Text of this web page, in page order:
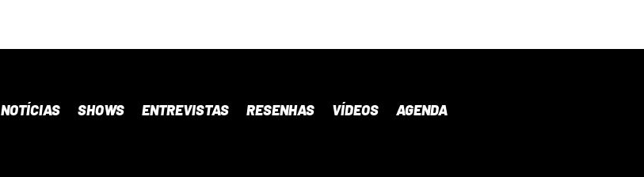
NOTÍCIAS SHOWS ENTREVISTAS RESENHAS VÍDEOS AGENDA